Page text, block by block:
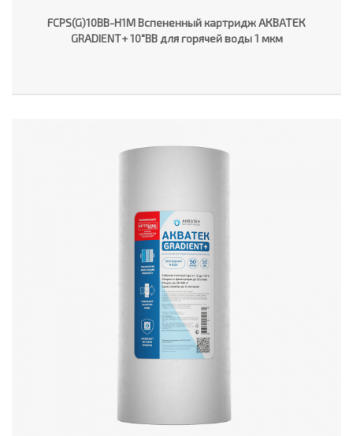
FCPS(G)10BB-H1M Вспененный картридж АКВАТЕК
GRADIENT+ 10"ВВ для горячей воды 1 мкм